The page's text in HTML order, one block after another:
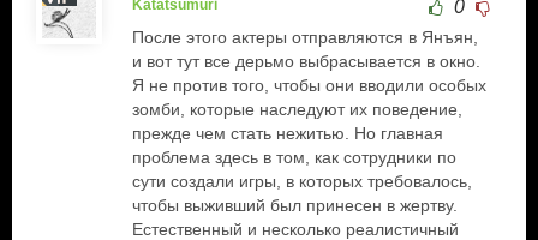
Katatsumuri 0
После этого актеры отправляются в Янъян,
и вот тут все дерьмо выбрасывается в окно.
Я не против того, чтобы они вводили особых
зомби, которые наследуют их поведение,
прежде чем стать нежитью. Но главная
проблема здесь в том, как сотрудники по
сути создали игры, в которых требовалось,
чтобы выживший был принесен в жертву.
Естественный и несколько реалистичный